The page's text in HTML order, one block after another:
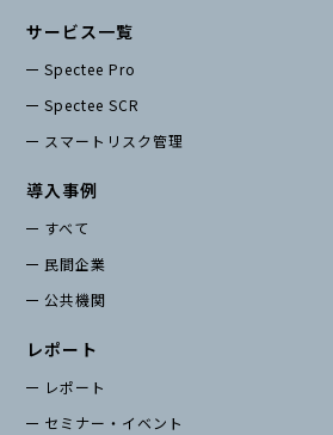
サービス一覧
Spectee Pro
Spectee SCR
スマートリスク管理
導入事例
すべて
民間企業
公共機関
レポート
レポート
セミナー・イベント